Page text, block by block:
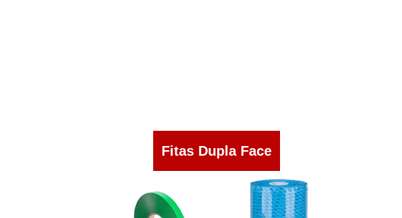
Fitas Dupla Face